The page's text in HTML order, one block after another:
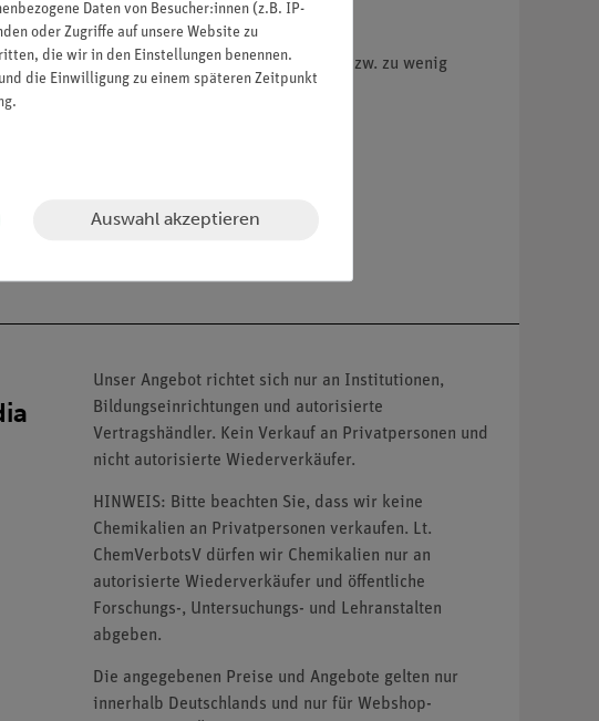
aufgrund des Betriebs ohne Wasser bzw. zu wenig
Funktion verliert.
Unser Angebot richtet sich nur an Institutionen,
Bildungseinrichtungen und autorisierte
Vertragshändler. Kein Verkauf an Privatpersonen und
nicht autorisierte Wiederverkäufer.
HINWEIS: Bitte beachten Sie, dass wir keine
Chemikalien an Privatpersonen verkaufen. Lt.
ChemVerbotsV dürfen wir Chemikalien nur an
autorisierte Wiederverkäufer und öffentliche
Forschungs-, Untersuchungs- und Lehranstalten
abgeben.
Die angegebenen Preise und Angebote gelten nur
innerhalb Deutschlands und nur für Webshop-
Daten von Besucher:innen (z.B. IP-
oder Zugriffe auf unsere Website zu
die wir in den Einstellungen benennen.
die Einwilligung zu einem späteren Zeitpunkt
.
Auswahl akzeptieren